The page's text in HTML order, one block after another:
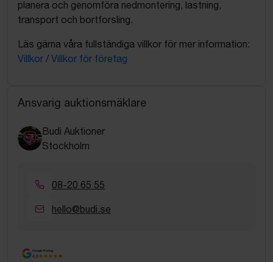
planera och genomföra nedmontering, lastning,
transport och bortforsling.
Läs gärna våra fullständiga villkor för mer information:
Villkor / Villkor för företag
Ansvarig auktionsmäklare
Budi Auktioner
Stockholm
08-20 65 55
hello@budi.se
Google Rating
4.5